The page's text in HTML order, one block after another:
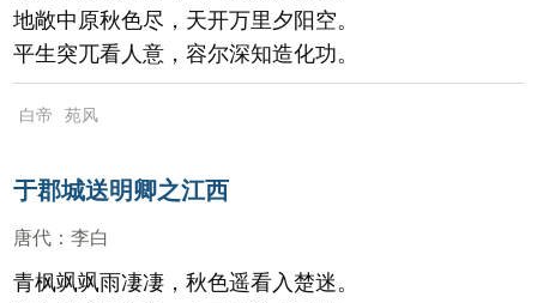
地敞中原秋色尽，天开万里夕阳空。
平生突兀看人意，容尔深知造化功。
白帝 苑风
于郡城送明卿之江西
唐代 ： 李白
青枫飒飒雨凄凄，秋色遥看入楚迷。